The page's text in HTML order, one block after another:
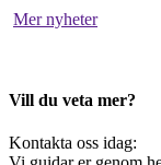
Mer nyheter
Vill du veta mer?
Kontakta oss idag: